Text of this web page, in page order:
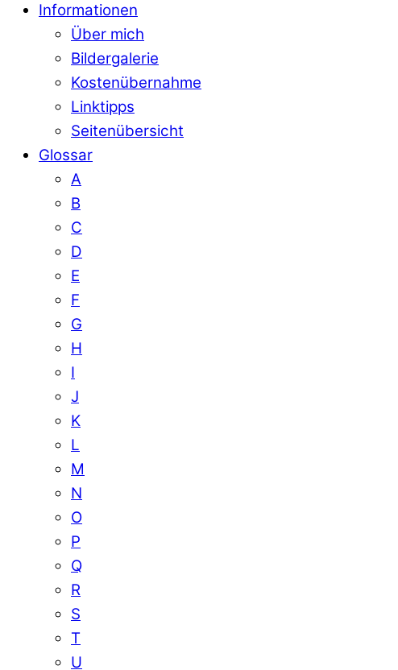
Informationen
Über mich
Bildergalerie
Kostenübernahme
Linktipps
Seitenübersicht
Glossar
A
B
C
D
E
F
G
H
I
J
K
L
M
N
O
P
Q
R
S
T
U